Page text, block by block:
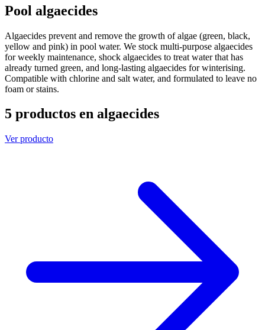
Pool algaecides
Algaecides prevent and remove the growth of algae (green, black,
yellow and pink) in pool water. We stock multi-purpose algaecides
for weekly maintenance, shock algaecides to treat water that has
already turned green, and long-lasting algaecides for winterising.
Compatible with chlorine and salt water, and formulated to leave no
foam or stains.
5 productos en algaecides
Ver producto